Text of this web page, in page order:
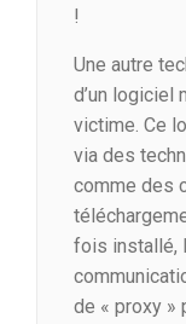
!
Une autre
d’un logiciel
victime. Ce
via des
comme des
fois installé,
de « proxy »